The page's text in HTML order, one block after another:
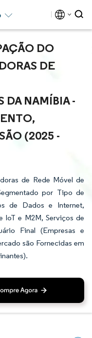
DO
DE
DA NAMÍBIA -
(2025 -
de Rede Móvel de
por Tipo de
de Dados e Internet,
IoT e M2M, Serviços de
Final (Empresas e
são Fornecidas em